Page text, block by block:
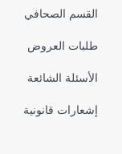
القسم الصحافي
طلبات العروض
الأسئلة الشائعة
إشعارات قانونية